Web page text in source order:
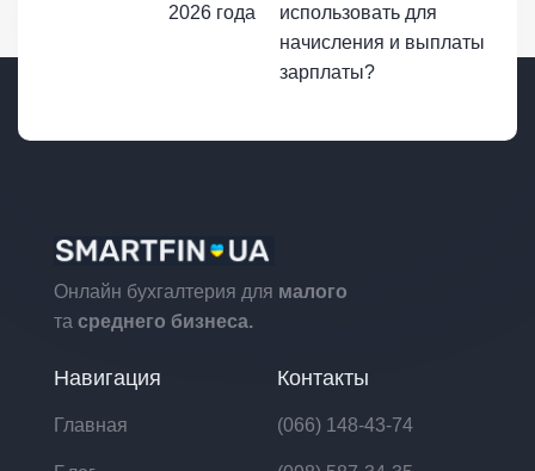
2026 года
использовать для
начисления и выплаты
зарплаты?
Онлайн бухгалтерия для малого
та среднего бизнеса.
Навигация
Главная
Контакты
(066) 148-43-74